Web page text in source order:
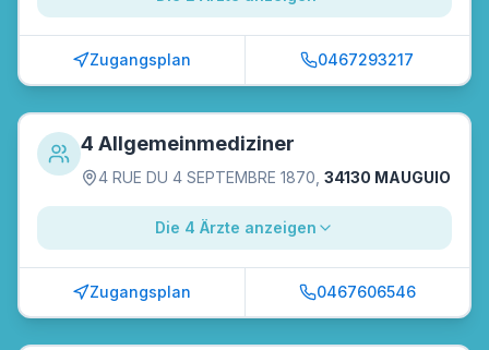
Zugangsplan 0467293217
4 Allgemeinmediziner
4 RUE DU 4 SEPTEMBRE 1870 34130 MAUGUIO
Die 4 Ärzte anzeigen
Zugangsplan 0467606546